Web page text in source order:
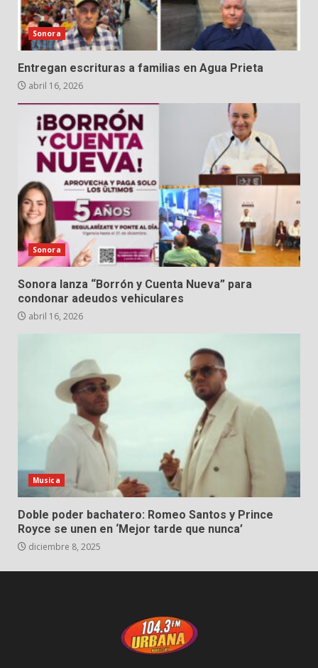
Sonora
Entregan escrituras a familias en Agua Prieta
abril 16, 2026
Sonora
Sonora lanza “Borrón y Cuenta Nueva” para
condonar adeudos vehiculares
abril 16, 2026
Musica
Doble poder bachatero: Romeo Santos y Prince
Royce se unen en ‘Mejor tarde que nunca’
diciembre 8, 2025